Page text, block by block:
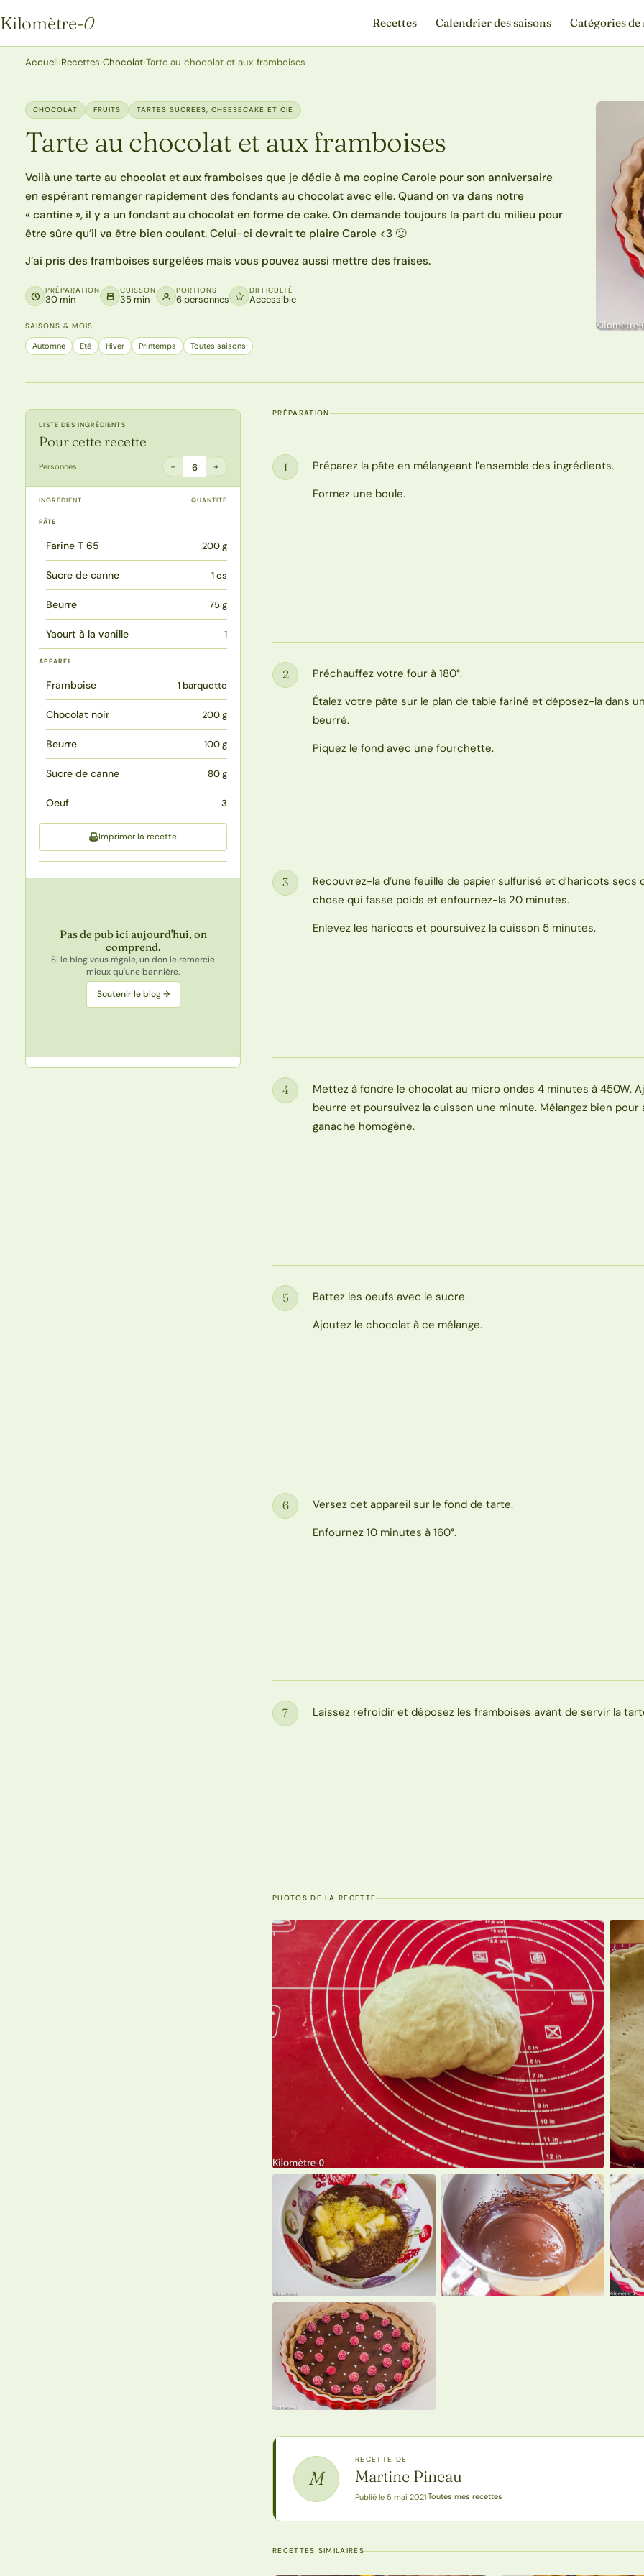
Kilomètre-0
Kilomètre-0
Recettes Calendrier des saisons Catégories
Accueil›Recettes›Chocolat›Tarte au chocolat et aux framboises
CHOCOLAT FRUITS TARTES SUCRÉES, CHEESECAKE ET CIE
Tarte au chocolat et aux framboises
Voilà une tarte au chocolat et aux framboises que je dédie à ma copine Carole pour son anniversaire
en espérant remanger rapidement des fondants au chocolat avec elle. Quand on va dans notre
« cantine », il y a un fondant au chocolat en forme de cake. On demande toujours la part du milieu pour
être sûre qu’il va être bien coulant. Celui-ci devrait te plaire Carole <3 🙂
J’ai pris des framboises surgelées mais vous pouvez aussi mettre des fraises.
PRÉPARATION
30 min
CUISSON
35 min
PORTIONS
6 personnes
DIFFICULTÉ
Accessible
SAISONS & MOIS
Automne Eté Hiver Printemps Toutes saisons
LISTE DES INGRÉDIENTS
Pour cette recette
Personnes − 6 +
INGRÉDIENT QUANTITÉ
PÂTE
Farine T 65 200 g
Sucre de canne 1 cs
Beurre 75 g
Yaourt à la vanille 1
APPAREIL
Framboise 1 barquette
Chocolat noir 200 g
Beurre 100 g
Sucre de canne 80 g
Oeuf 3
Imprimer la recette
Pas de pub ici aujourd'hui, on
comprend.
Si le blog vous régale, un don le remercie
mieux qu'une bannière.
Soutenir le blog →
PRÉPARATION
Étape
1
Préparez la pâte en mélangeant l’ensemble des ingrédients.
Formez une boule.
Étape
2
Préchauffez votre four à 180°.
Étalez votre pâte sur le plan de table fariné et déposez-la dans
beurré.
Piquez le fond avec une fourchette.
Étape
3
Recouvrez-la d’une feuille de papier sulfurisé et d’haricots secs
chose qui fasse poids et enfournez-la 20 minutes.
Enlevez les haricots et poursuivez la cuisson 5 minutes.
Étape
4
Mettez à fondre le chocolat au micro ondes 4 minutes à 450W.
beurre et poursuivez la cuisson une minute. Mélangez bien pour
ganache homogène.
Étape
5
Battez les oeufs avec le sucre.
Ajoutez le chocolat à ce mélange.
Étape
6
Versez cet appareil sur le fond de tarte.
Enfournez 10 minutes à 160°.
Étape
7 Laissez refroidir et déposez les framboises avant de servir la
PHOTOS DE LA RECETTE
M
RECETTE DE
Martine Pineau
Publié le 5 mai 2021·Toutes mes recettes
RECETTES SIMILAIRES